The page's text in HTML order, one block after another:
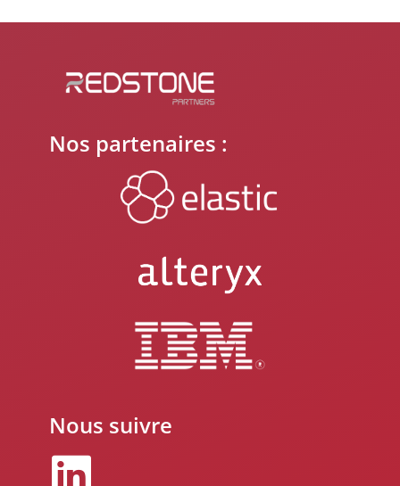
Nos partenaires :
Nous suivre